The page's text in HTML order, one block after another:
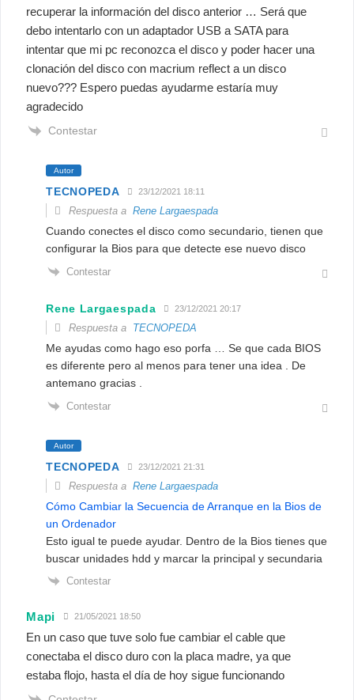
recuperar la información del disco anterior … Será que
debo intentarlo con un adaptador USB a SATA para
intentar que mi pc reconozca el disco y poder hacer una
clonación del disco con macrium reflect a un disco
nuevo??? Espero puedas ayudarme estaría muy
agradecido
Contestar
Autor
TECNOPEDA 23/12/2021 18:11
Respuesta aRene Largaespada
Cuando conectes el disco como secundario, tienen que
configurar la Bios para que detecte ese nuevo disco
Contestar
Rene Largaespada 23/12/2021 20:17
Respuesta a TECNOPEDA
Me ayudas como hago eso porfa … Se que cada BIOS
es diferente pero al menos para tener una idea . De
antemano gracias .
Contestar
Autor
TECNOPEDA 23/12/2021 21:31
Respuesta aRene Largaespada
Cómo Cambiar la Secuencia de Arranque en la Bios de
un Ordenador
Esto igual te puede ayudar. Dentro de la Bios tienes que
buscar unidades hdd y marcar la principal y secundaria
Contestar
Mapi 21/05/2021 18:50
En un caso que tuve solo fue cambiar el cable que
conectaba el disco duro con la placa madre, ya que
estaba flojo, hasta el día de hoy sigue funcionando